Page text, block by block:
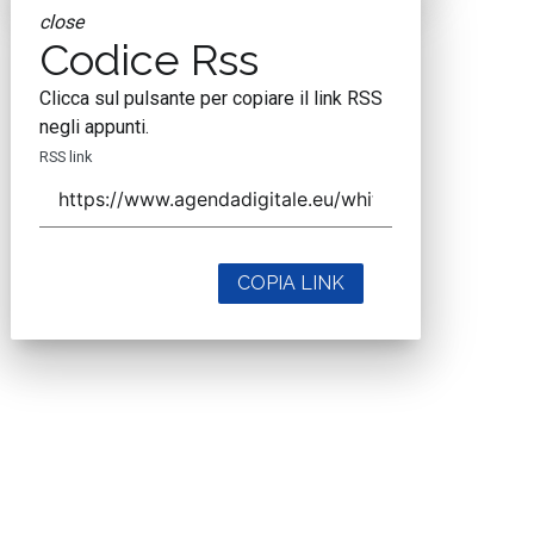
close
Codice Rss
Clicca sul pulsante per copiare il link RSS
negli appunti.
RSS link
COPIA LINK